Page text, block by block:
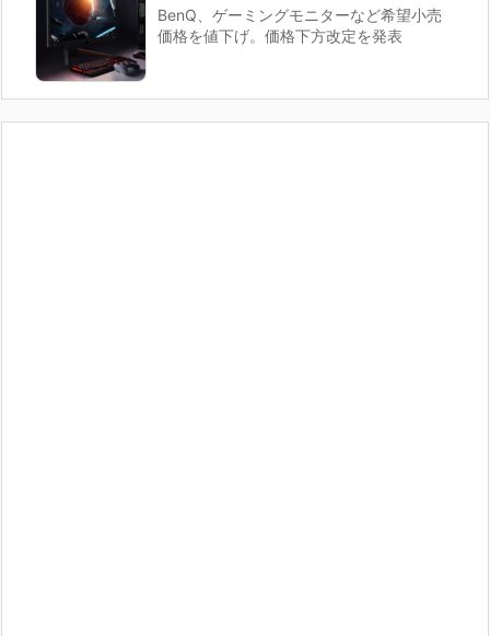
BenQ、ゲーミングモニターなど希望小売
価格を値下げ。価格下方改定を発表